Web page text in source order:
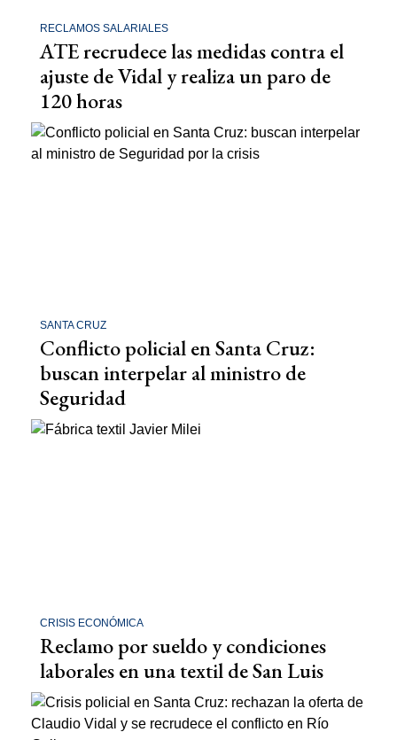
RECLAMOS SALARIALES
ATE recrudece las medidas contra el
ajuste de Vidal y realiza un paro de
120 horas
SANTA CRUZ
Conflicto policial en Santa Cruz:
buscan interpelar al ministro de
Seguridad
CRISIS ECONÓMICA
Reclamo por sueldo y condiciones
laborales en una textil de San Luis